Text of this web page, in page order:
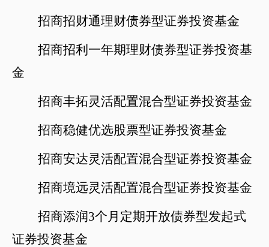
招商招财通理财债券型证券投资基金
招商招利一年期理财债券型证券投资基
金
招商丰拓灵活配置混合型证券投资基金
招商稳健优选股票型证券投资基金
招商安达灵活配置混合型证券投资基金
招商境远灵活配置混合型证券投资基金
招商添润3个月定期开放债券型发起式
证券投资基金